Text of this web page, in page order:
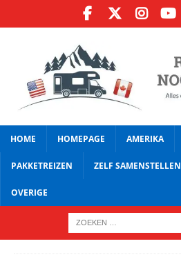
HOME HOMEPAGE AMERIKA
PAKKETREIZEN ZELF SAMENSTELLEN
OVERIGE